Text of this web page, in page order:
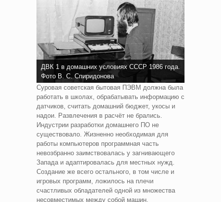
ДВК 1 в домашних условиях СССР 1986 года.
Фото В. С. Спиридонова
Суровая советская бытовая ПЭВМ должна была
работать в школах, обрабатывать информацию с
датчиков, считать домашний бюджет, укосы и
надои. Развлечения в расчёт не брались.
Индустрии разработки домашнего ПО не
существовало. Жизненно необходимая для
работы компьютеров программная часть
невозбранно заимствовалась у загнивающего
Запада и адаптировалась для местных нужд.
Создание же всего остального, в том числе и
игровых программ, ложилось на плечи
счастливых обладателей одной из множества
несовместимых между собой машин.